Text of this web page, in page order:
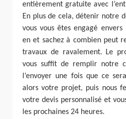
entièrement gratuite avec
En plus de cela, détenir notre
vous vous êtes engagé
en et sachez à combien peut
travaux de ravalement. Le
vous suffit de remplir notre
l’envoyer une fois que ce
alors votre projet, puis nous
votre devis personnalisé et
les prochaines 24 heures.